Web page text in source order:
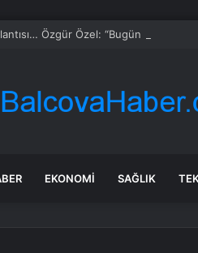
Özgür Özel: “Bugün Bu
EKONOMI SAĞLIK